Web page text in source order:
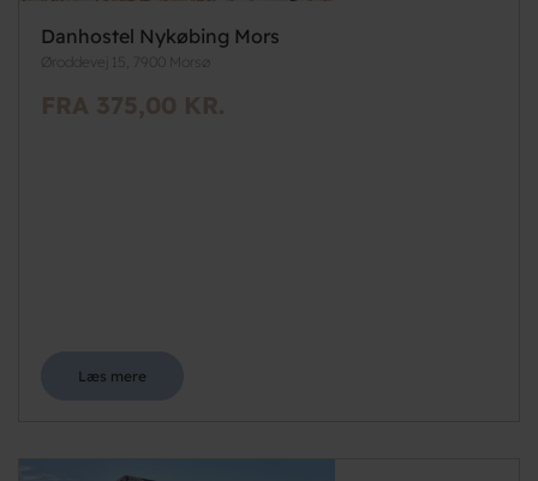
Danhostel Nykøbing Mors
Øroddevej 15, 7900 Morsø
FRA 375,00 KR.
Læs mere